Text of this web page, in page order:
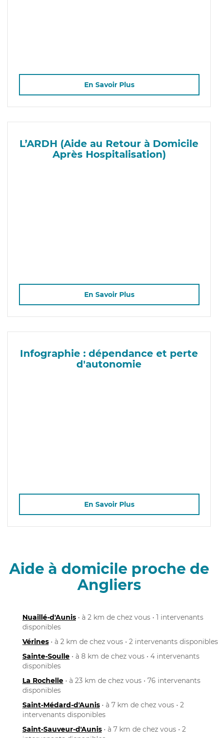
En Savoir Plus
L’ARDH (Aide au Retour à Domicile
Après Hospitalisation)
En Savoir Plus
Infographie : dépendance et perte
d'autonomie
En Savoir Plus
Aide à domicile proche de
Angliers
Nuaillé-d'Aunis • à 2 km de chez vous • 1 intervenants
disponibles
Vérines • à 2 km de chez vous • 2 intervenants disponibles
Sainte-Soulle • à 8 km de chez vous • 4 intervenants
disponibles
La Rochelle • à 23 km de chez vous • 76 intervenants
disponibles
Saint-Médard-d'Aunis • à 7 km de chez vous • 2
intervenants disponibles
Saint-Sauveur-d'Aunis • à 7 km de chez vous • 2